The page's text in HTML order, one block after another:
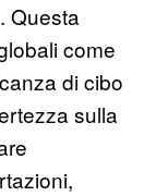
Questa
come
di cibo
sulla